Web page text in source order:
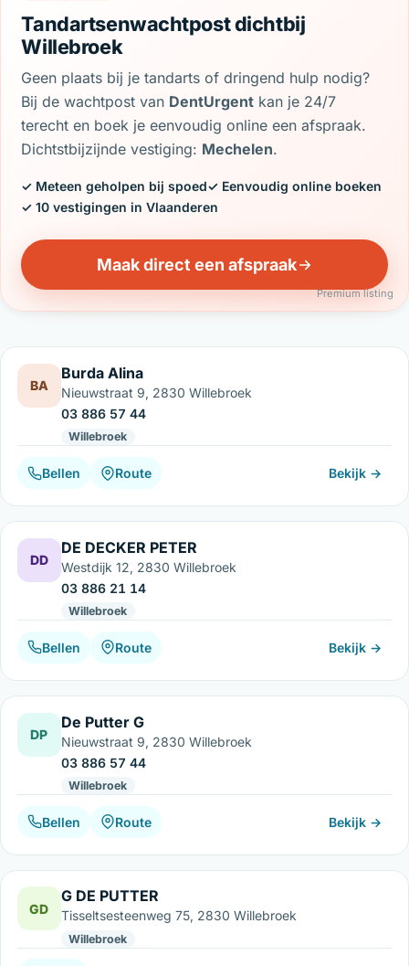
Tandartsenwachtpost dichtbij
Willebroek
Geen plaats bij je tandarts of dringend hulp nodig?
Bij de wachtpost van DentUrgent kan je 24/7
terecht en boek je eenvoudig online een afspraak.
Dichtstbijzijnde vestiging: Mechelen.
✓ Meteen geholpen bij spoed✓ Eenvoudig online boeken
✓ 10 vestigingen in Vlaanderen
Maak direct een afspraak
Premium listing
BA
Burda Alina
Nieuwstraat 9, 2830 Willebroek
03 886 57 44
Willebroek
Bellen Route Bekijk →
DD
DE DECKER PETER
Westdijk 12, 2830 Willebroek
03 886 21 14
Willebroek
Bellen Route Bekijk →
DP
De Putter G
Nieuwstraat 9, 2830 Willebroek
03 886 57 44
Willebroek
Bellen Route Bekijk →
GD
G DE PUTTER
Tisseltsesteenweg 75, 2830 Willebroek
Willebroek